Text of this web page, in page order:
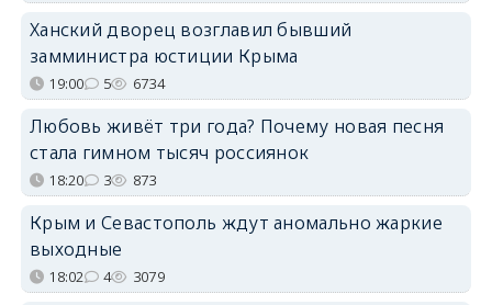
Ханский дворец возглавил бывший
замминистра юстиции Крыма
19:00 5 6734
Любовь живёт три года? Почему новая песня
стала гимном тысяч россиянок
18:20 3 873
Крым и Севастополь ждут аномально жаркие
выходные
18:02 4 3079